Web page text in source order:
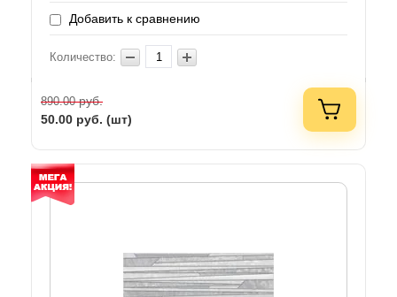
Добавить к сравнению
Количество:
890.00руб.
50.00 руб. (шт)